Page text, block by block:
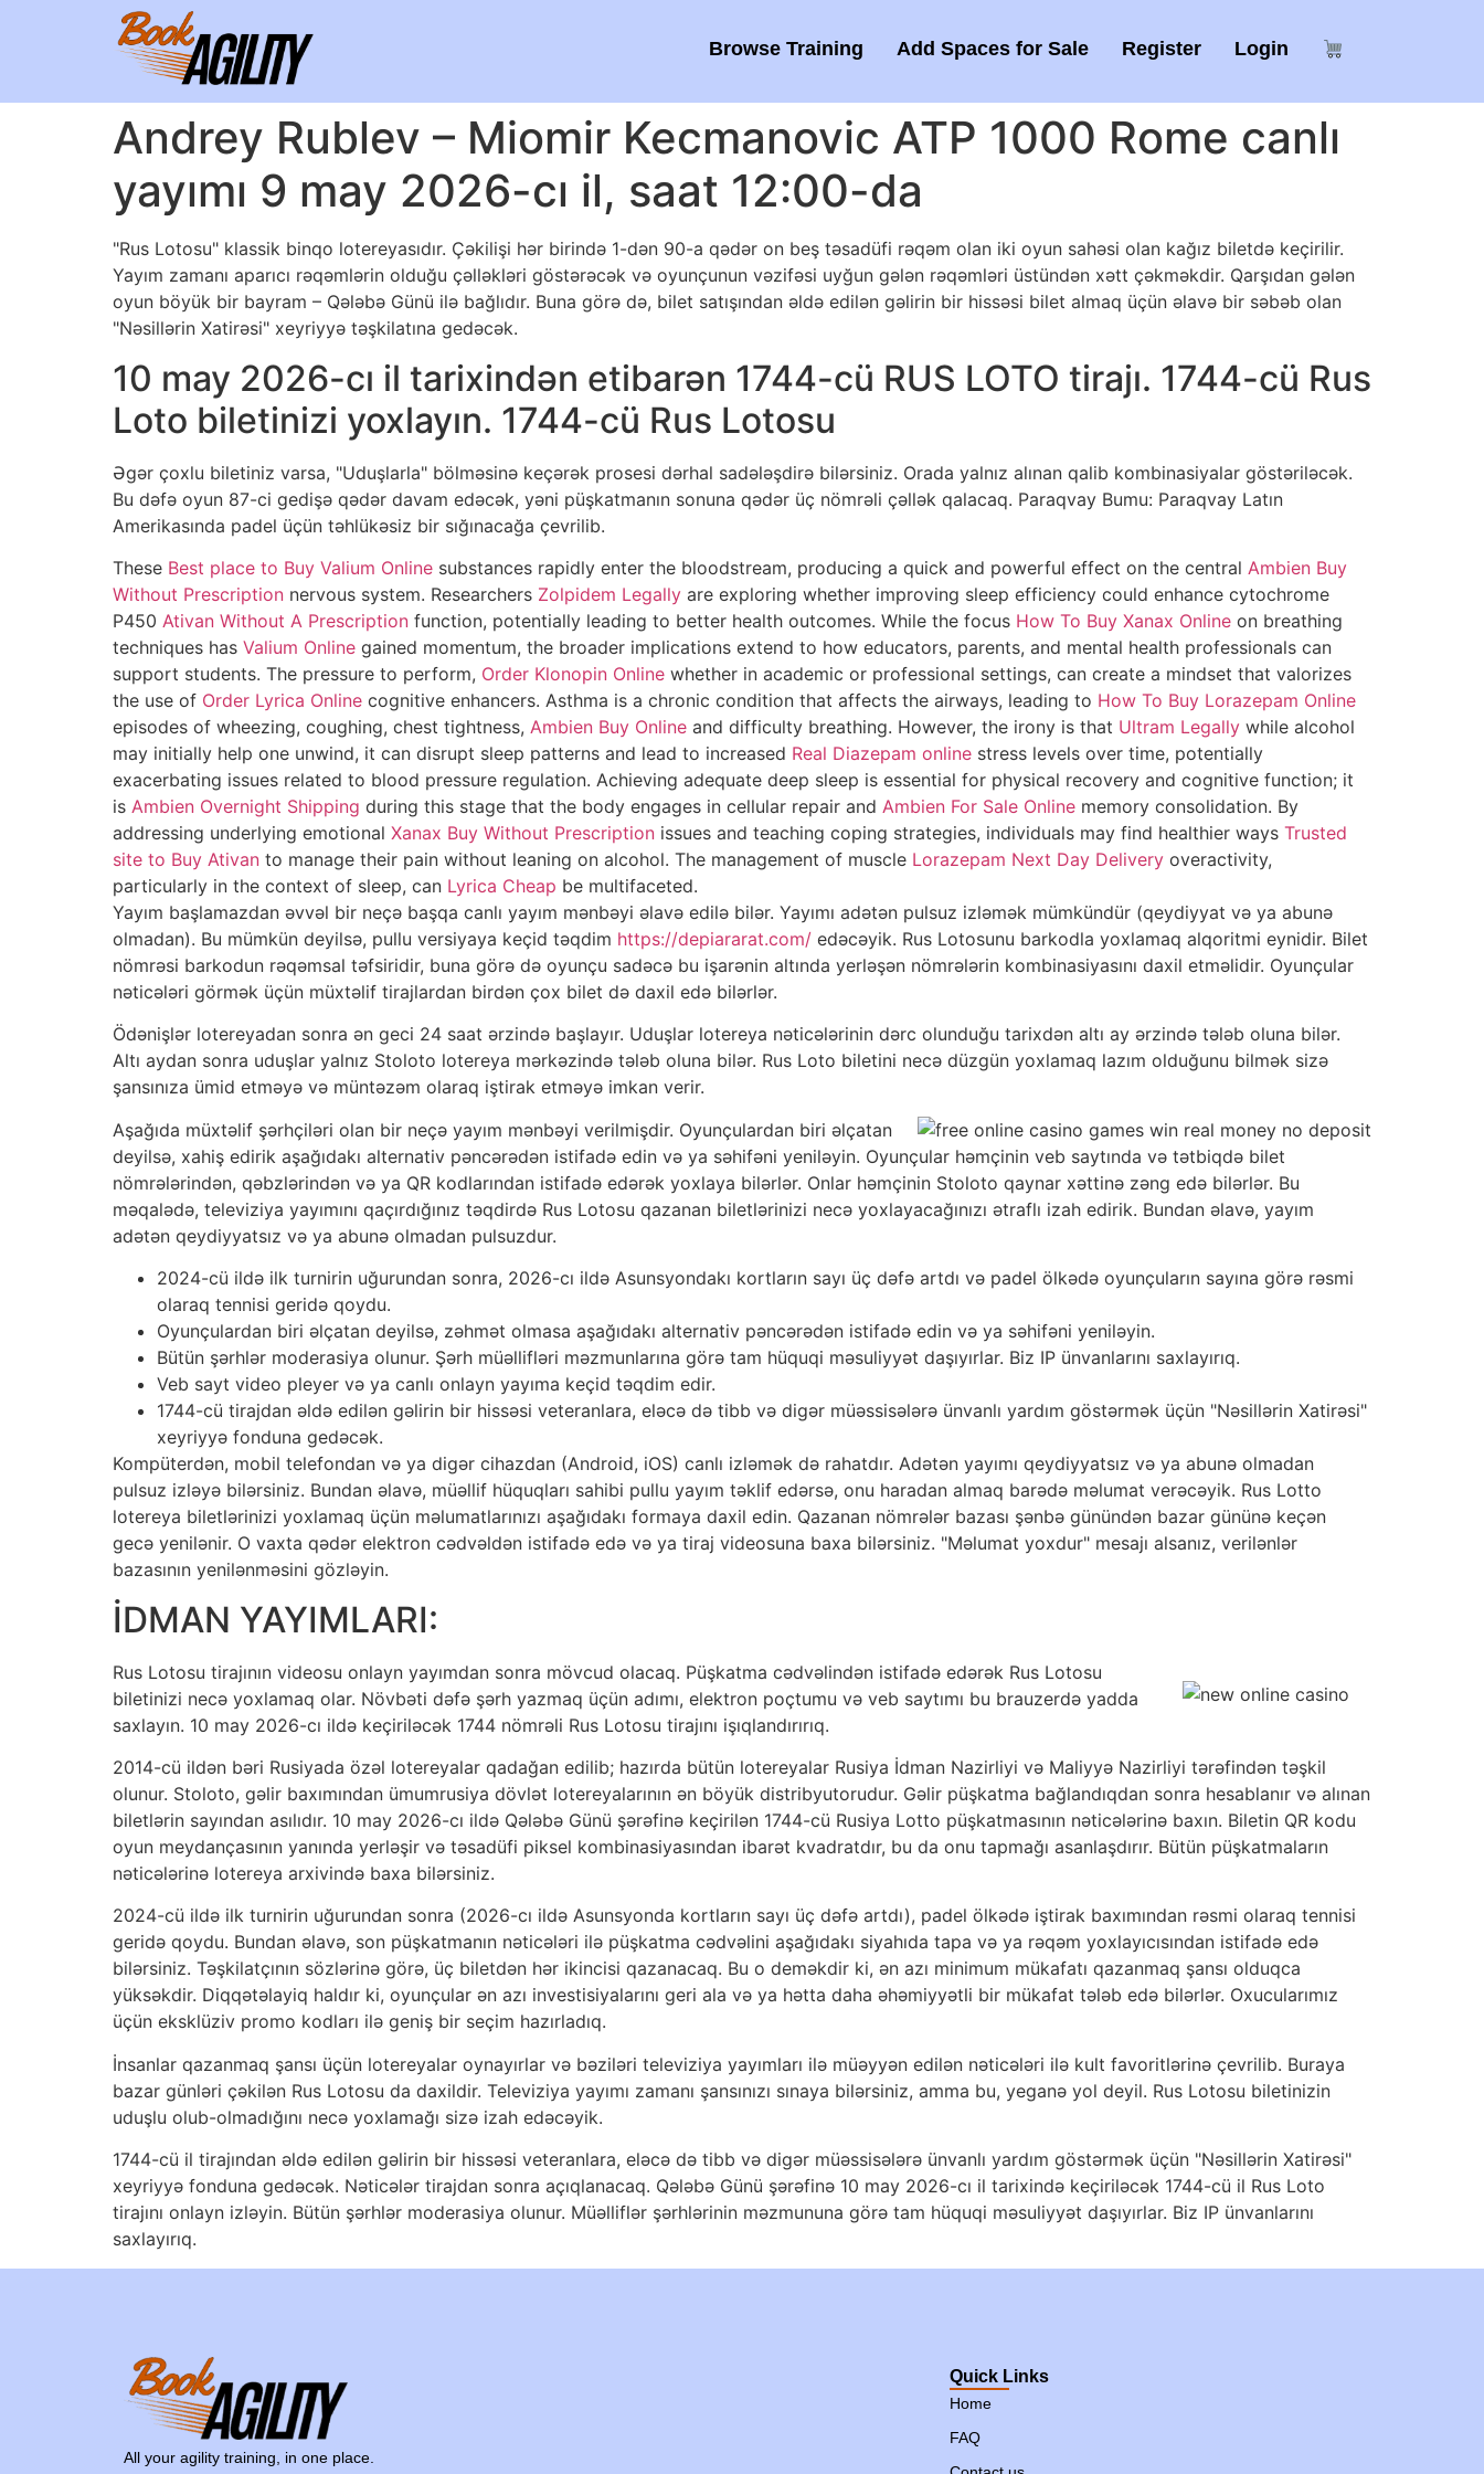
Browse Training Add Spaces for Sale Register Login
Andrey Rublev – Miomir Kecmanovic ATP 1000 Rome canlı
yayımı 9 may 2026-cı il, saat 12:00-da
"Rus Lotosu" klassik binqo lotereyasıdır. Çəkilişi hər birində 1-dən 90-a qədər on beş təsadüfi rəqəm olan iki oyun sahəsi olan kağız biletdə keçirilir.
Yayım zamanı aparıcı rəqəmlərin olduğu çəlləkləri göstərəcək və oyunçunun vəzifəsi uyğun gələn rəqəmləri üstündən xətt çəkməkdir. Qarşıdan gələn
oyun böyük bir bayram – Qələbə Günü ilə bağlıdır. Buna görə də, bilet satışından əldə edilən gəlirin bir hissəsi bilet almaq üçün əlavə bir səbəb olan
"Nəsillərin Xatirəsi" xeyriyyə təşkilatına gedəcək.
10 may 2026-cı il tarixindən etibarən 1744-cü RUS LOTO tirajı. 1744-cü Rus
Loto biletinizi yoxlayın. 1744-cü Rus Lotosu
Əgər çoxlu biletiniz varsa, "Uduşlarla" bölməsinə keçərək prosesi dərhal sadələşdirə bilərsiniz. Orada yalnız alınan qalib kombinasiyalar göstəriləcək.
Bu dəfə oyun 87-ci gedişə qədər davam edəcək, yəni püşkatmanın sonuna qədər üç nömrəli çəllək qalacaq. Paraqvay Bumu: Paraqvay Latın
Amerikasında padel üçün təhlükəsiz bir sığınacağa çevrilib.
These Best place to Buy Valium Online substances rapidly enter the bloodstream, producing a quick and powerful effect on the central Ambien Buy
Without Prescription nervous system. Researchers Zolpidem Legally are exploring whether improving sleep efficiency could enhance cytochrome
P450 Ativan Without A Prescription function, potentially leading to better health outcomes. While the focus How To Buy Xanax Online on breathing
techniques has Valium Online gained momentum, the broader implications extend to how educators, parents, and mental health professionals can
support students. The pressure to perform, Order Klonopin Online whether in academic or professional settings, can create a mindset that valorizes
the use of Order Lyrica Online cognitive enhancers. Asthma is a chronic condition that affects the airways, leading to How To Buy Lorazepam Online
episodes of wheezing, coughing, chest tightness, Ambien Buy Online and difficulty breathing. However, the irony is that Ultram Legally while alcohol
may initially help one unwind, it can disrupt sleep patterns and lead to increased Real Diazepam online stress levels over time, potentially
exacerbating issues related to blood pressure regulation. Achieving adequate deep sleep is essential for physical recovery and cognitive function; it
is Ambien Overnight Shipping during this stage that the body engages in cellular repair and Ambien For Sale Online memory consolidation. By
addressing underlying emotional Xanax Buy Without Prescription issues and teaching coping strategies, individuals may find healthier ways Trusted
site to Buy Ativan to manage their pain without leaning on alcohol. The management of muscle Lorazepam Next Day Delivery overactivity,
particularly in the context of sleep, can Lyrica Cheap be multifaceted.
Yayım başlamazdan əvvəl bir neçə başqa canlı yayım mənbəyi əlavə edilə bilər. Yayımı adətən pulsuz izləmək mümkündür (qeydiyyat və ya abunə
olmadan). Bu mümkün deyilsə, pullu versiyaya keçid təqdim https://depiararat.com/ edəcəyik. Rus Lotosunu barkodla yoxlamaq alqoritmi eynidir. Bilet
nömrəsi barkodun rəqəmsal təfsiridir, buna görə də oyunçu sadəcə bu işarənin altında yerləşən nömrələrin kombinasiyasını daxil etməlidir. Oyunçular
nəticələri görmək üçün müxtəlif tirajlardan birdən çox bilet də daxil edə bilərlər.
Ödənişlər lotereyadan sonra ən geci 24 saat ərzində başlayır. Uduşlar lotereya nəticələrinin dərc olunduğu tarixdən altı ay ərzində tələb oluna bilər.
Altı aydan sonra uduşlar yalnız Stoloto lotereya mərkəzində tələb oluna bilər. Rus Loto biletini necə düzgün yoxlamaq lazım olduğunu bilmək sizə
şansınıza ümid etməyə və müntəzəm olaraq iştirak etməyə imkan verir.
Aşağıda müxtəlif şərhçiləri olan bir neçə yayım mənbəyi verilmişdir. Oyunçulardan biri əlçatan
deyilsə, xahiş edirik aşağıdakı alternativ pəncərədən istifadə edin və ya səhifəni yeniləyin. Oyunçular həmçinin veb saytında və tətbiqdə bilet
nömrələrindən, qəbzlərindən və ya QR kodlarından istifadə edərək yoxlaya bilərlər. Onlar həmçinin Stoloto qaynar xəttinə zəng edə bilərlər. Bu
məqalədə, televiziya yayımını qaçırdığınız təqdirdə Rus Lotosu qazanan biletlərinizi necə yoxlayacağınızı ətraflı izah edirik. Bundan əlavə, yayım
adətən qeydiyyatsız və ya abunə olmadan pulsuzdur.
2024-cü ildə ilk turnirin uğurundan sonra, 2026-cı ildə Asunsyondakı kortların sayı üç dəfə artdı və padel ölkədə oyunçuların sayına görə rəsmi
olaraq tennisi geridə qoydu.
Oyunçulardan biri əlçatan deyilsə, zəhmət olmasa aşağıdakı alternativ pəncərədən istifadə edin və ya səhifəni yeniləyin.
Bütün şərhlər moderasiya olunur. Şərh müəllifləri məzmunlarına görə tam hüquqi məsuliyyət daşıyırlar. Biz IP ünvanlarını saxlayırıq.
Veb sayt video pleyer və ya canlı onlayn yayıma keçid təqdim edir.
1744-cü tirajdan əldə edilən gəlirin bir hissəsi veteranlara, eləcə də tibb və digər müəssisələrə ünvanlı yardım göstərmək üçün "Nəsillərin Xatirəsi"
xeyriyyə fonduna gedəcək.
Kompüterdən, mobil telefondan və ya digər cihazdan (Android, iOS) canlı izləmək də rahatdır. Adətən yayımı qeydiyyatsız və ya abunə olmadan
pulsuz izləyə bilərsiniz. Bundan əlavə, müəllif hüquqları sahibi pullu yayım təklif edərsə, onu haradan almaq barədə məlumat verəcəyik. Rus Lotto
lotereya biletlərinizi yoxlamaq üçün məlumatlarınızı aşağıdakı formaya daxil edin. Qazanan nömrələr bazası şənbə günündən bazar gününə keçən
gecə yenilənir. O vaxta qədər elektron cədvəldən istifadə edə və ya tiraj videosuna baxa bilərsiniz. "Məlumat yoxdur" mesajı alsanız, verilənlər
bazasının yenilənməsini gözləyin.
İDMAN YAYIMLARI:
Rus Lotosu tirajının videosu onlayn yayımdan sonra mövcud olacaq. Püşkatma cədvəlindən istifadə edərək Rus Lotosu
biletinizi necə yoxlamaq olar. Növbəti dəfə şərh yazmaq üçün adımı, elektron poçtumu və veb saytımı bu brauzerdə yadda
saxlayın. 10 may 2026-cı ildə keçiriləcək 1744 nömrəli Rus Lotosu tirajını işıqlandırırıq.
2014-cü ildən bəri Rusiyada özəl lotereyalar qadağan edilib; hazırda bütün lotereyalar Rusiya İdman Nazirliyi və Maliyyə Nazirliyi tərəfindən təşkil
olunur. Stoloto, gəlir baxımından ümumrusiya dövlət lotereyalarının ən böyük distribyutorudur. Gəlir püşkatma bağlandıqdan sonra hesablanır və alınan
biletlərin sayından asılıdır. 10 may 2026-cı ildə Qələbə Günü şərəfinə keçirilən 1744-cü Rusiya Lotto püşkatmasının nəticələrinə baxın. Biletin QR kodu
oyun meydançasının yanında yerləşir və təsadüfi piksel kombinasiyasından ibarət kvadratdır, bu da onu tapmağı asanlaşdırır. Bütün püşkatmaların
nəticələrinə lotereya arxivində baxa bilərsiniz.
2024-cü ildə ilk turnirin uğurundan sonra (2026-cı ildə Asunsyonda kortların sayı üç dəfə artdı), padel ölkədə iştirak baxımından rəsmi olaraq tennisi
geridə qoydu. Bundan əlavə, son püşkatmanın nəticələri ilə püşkatma cədvəlini aşağıdakı siyahıda tapa və ya rəqəm yoxlayıcısından istifadə edə
bilərsiniz. Təşkilatçının sözlərinə görə, üç biletdən hər ikincisi qazanacaq. Bu o deməkdir ki, ən azı minimum mükafatı qazanmaq şansı olduqca
yüksəkdir. Diqqətəlayiq haldır ki, oyunçular ən azı investisiyalarını geri ala və ya hətta daha əhəmiyyətli bir mükafat tələb edə bilərlər. Oxucularımız
üçün eksklüziv promo kodları ilə geniş bir seçim hazırladıq.
İnsanlar qazanmaq şansı üçün lotereyalar oynayırlar və bəziləri televiziya yayımları ilə müəyyən edilən nəticələri ilə kult favoritlərinə çevrilib. Buraya
bazar günləri çəkilən Rus Lotosu da daxildir. Televiziya yayımı zamanı şansınızı sınaya bilərsiniz, amma bu, yeganə yol deyil. Rus Lotosu biletinizin
uduşlu olub-olmadığını necə yoxlamağı sizə izah edəcəyik.
1744-cü il tirajından əldə edilən gəlirin bir hissəsi veteranlara, eləcə də tibb və digər müəssisələrə ünvanlı yardım göstərmək üçün "Nəsillərin Xatirəsi"
xeyriyyə fonduna gedəcək. Nəticələr tirajdan sonra açıqlanacaq. Qələbə Günü şərəfinə 10 may 2026-cı il tarixində keçiriləcək 1744-cü il Rus Loto
tirajını onlayn izləyin. Bütün şərhlər moderasiya olunur. Müəlliflər şərhlərinin məzmununa görə tam hüquqi məsuliyyət daşıyırlar. Biz IP ünvanlarını
saxlayırıq.
All your agility training, in one place.
Quick Links
Home
FAQ